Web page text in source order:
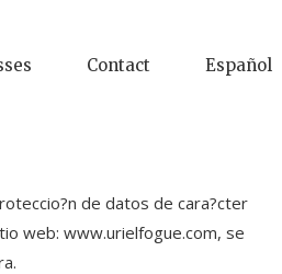
Contact Español
de datos de cara?cter
web: www.urielfogue.com, se